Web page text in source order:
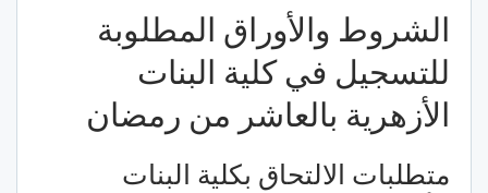
الشروط والأوراق المطلوبة
للتسجيل في كلية البنات
الأزهرية بالعاشر من رمضان
متطلبات الالتحاق بكلية البنات